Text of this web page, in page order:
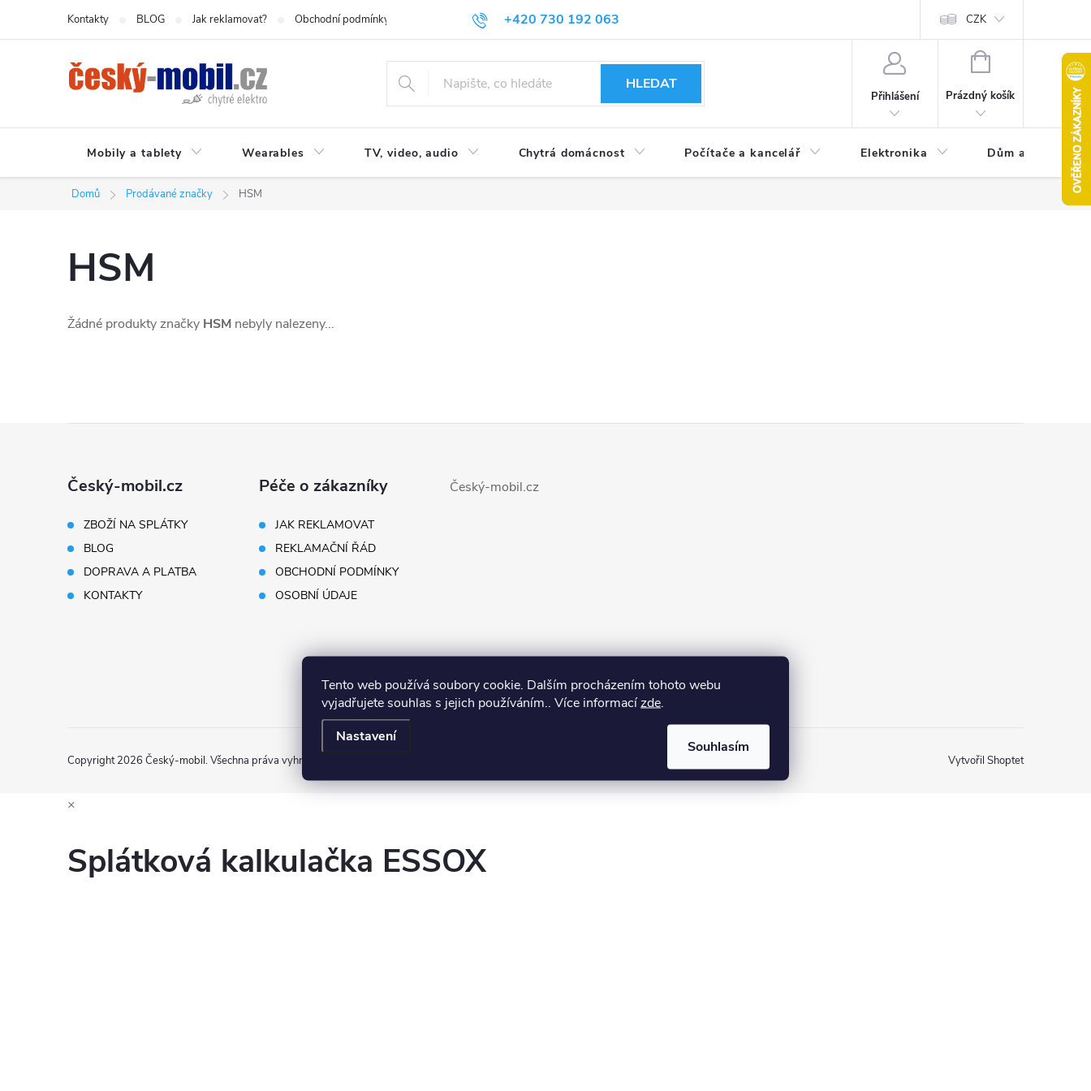
Tento web používá soubory cookie. Dalším procházením tohoto webu
vyjadřujete souhlas s jejich používáním.. Více informacízde.
Nastavení
Souhlasím
+420 730 192 063
Kontakty BLOG Jak reklamovat? Obchodní podmínky Podmínky ochrany osobních údajů CZK
HLEDAT
Přihlášení
NÁKUPNÍ
Prázdný košík
Mobily a tablety Wearables TV, video, audio Chytrá domácnost Počítače a kancelář Elektronika Dům a zahrada
Domů Prodávané značky HSM
HSM
Žádné produkty značky HSM nebyly nalezeny...
Český-mobil.cz
ZBOŽÍ NA SPLÁTKY
BLOG
DOPRAVA A PLATBA
KONTAKTY
Péče o zákazníky
JAK REKLAMOVAT
REKLAMAČNÍ ŘÁD
OBCHODNÍ PODMÍNKY
OSOBNÍ ÚDAJE
Český-mobil.cz
Vytvořil Shoptet
Copyright 2026 Český-mobil. Všechna práva vyhrazena.
×
Splátková kalkulačka ESSOX